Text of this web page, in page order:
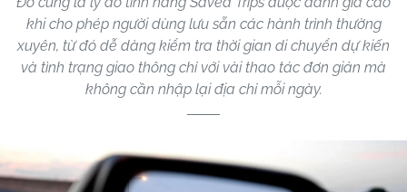
khi cho phép người dùng lưu sẵn các hành trình thường
xuyên, từ đó dễ dàng kiểm tra thời gian di chuyển dự kiến
và tình trạng giao thông chỉ với vài thao tác đơn giản mà
không cần nhập lại địa chỉ mỗi ngày.